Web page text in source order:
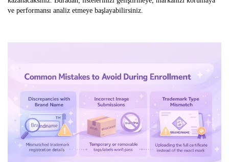
ve performansı analiz etmeye başlayabilirsiniz.